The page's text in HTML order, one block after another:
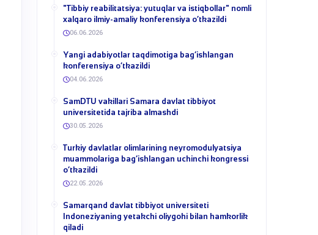
​"Tibbiy reabilitatsiya: yutuqlar va istiqbollar" nomli
xalqaro ilmiy-amaliy konferensiya o‘tkazildi
06.06.2026
​Yangi adabiyotlar taqdimotiga bag‘ishlangan
konferensiya o‘tkazildi
04.06.2026
SamDTU vakillari Samara davlat tibbiyot
universitetida tajriba almashdi
30.05.2026
​Turkiy davlatlar olimlarining neyromodulyatsiya
muammolariga bag‘ishlangan uchinchi kongressi
o‘tkazildi
22.05.2026
Samarqand davlat tibbiyot universiteti
Indoneziyaning yetakchi oliygohi bilan hamkorlik
qiladi